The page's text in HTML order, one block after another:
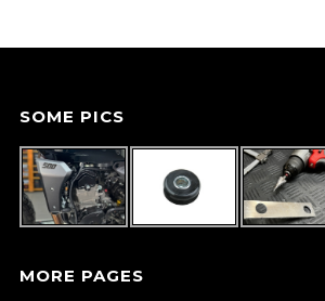
SOME PICS
MORE PAGES